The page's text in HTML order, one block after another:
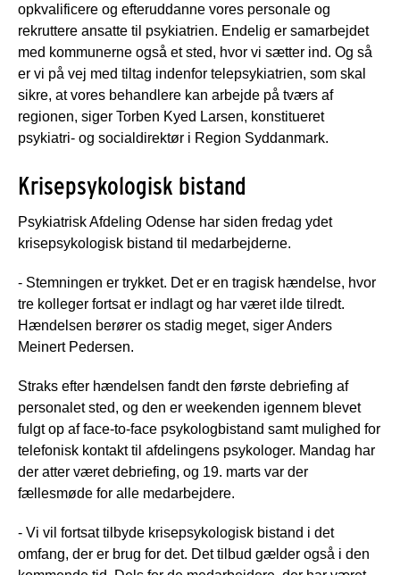
opkvalificere og efteruddanne vores personale og
rekruttere ansatte til psykiatrien. Endelig er samarbejdet
med kommunerne også et sted, hvor vi sætter ind. Og så
er vi på vej med tiltag indenfor telepsykiatrien, som skal
sikre, at vores behandlere kan arbejde på tværs af
regionen, siger Torben Kyed Larsen, konstitueret
psykiatri- og socialdirektør i Region Syddanmark.
Krisepsykologisk bistand
Psykiatrisk Afdeling Odense har siden fredag ydet
krisepsykologisk bistand til medarbejderne.
- Stemningen er trykket. Det er en tragisk hændelse, hvor
tre kolleger fortsat er indlagt og har været ilde tilredt.
Hændelsen berører os stadig meget, siger Anders
Meinert Pedersen.
Straks efter hændelsen fandt den første debriefing af
personalet sted, og den er weekenden igennem blevet
fulgt op af face-to-face psykologbistand samt mulighed for
telefonisk kontakt til afdelingens psykologer. Mandag har
der atter været debriefing, og 19. marts var der
fællesmøde for alle medarbejdere.
- Vi vil fortsat tilbyde krisepsykologisk bistand i det
omfang, der er brug for det. Det tilbud gælder også i den